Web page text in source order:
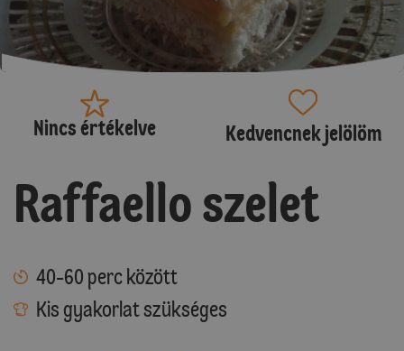
Nincs értékelve Kedvencnek jelölöm
Raffaello szelet
40-60 perc között
Kis gyakorlat szükséges